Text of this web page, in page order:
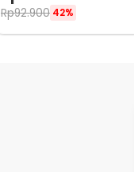
Rp92.900 42%